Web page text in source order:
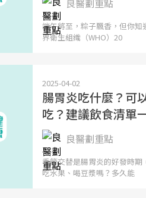
良醫劃重點
端午將至，粽子飄香，但你
界衛生組織（WHO）20
2025-04-02
腸胃炎吃什麼？可
吃？建議飲食清單
良醫劃重點
季節交替是腸胃炎的好發時
吃水果、喝豆漿嗎？多久能